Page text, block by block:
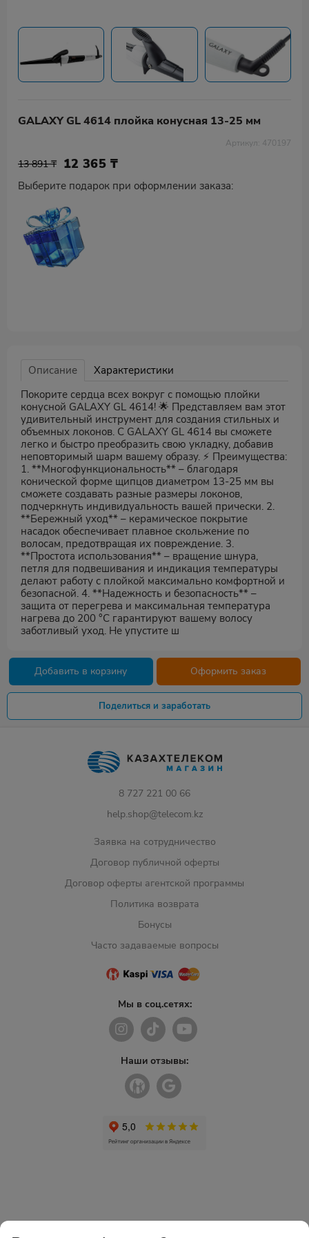
GALAXY GL 4614 плойка конусная 13-25 мм
Артикул: 470197
13 891 ₸ 12 365 ₸
Выберите подарок при оформлении заказа:
Описание
Характеристики
Покорите сердца всех вокруг с помощью плойки
конусной GALAXY GL 4614! 🌟 Представляем вам этот
удивительный инструмент для создания стильных и
объемных локонов. С GALAXY GL 4614 вы сможете
легко и быстро преобразить свою укладку, добавив
неповторимый шарм вашему образу. ⚡ Преимущества:
1. **Многофункциональность** – благодаря
конической форме щипцов диаметром 13-25 мм вы
сможете создавать разные размеры локонов,
подчеркнуть индивидуальность вашей прически. 2.
**Бережный уход** – керамическое покрытие
насадок обеспечивает плавное скольжение по
волосам, предотвращая их повреждение. 3.
**Простота использования** – вращение шнура,
петля для подвешивания и индикация температуры
делают работу с плойкой максимально комфортной и
безопасной. 4. **Надежность и безопасность** –
защита от перегрева и максимальная температура
нагрева до 200 °C гарантируют вашему волосу
заботливый уход. Не упустите ш
Добавить в корзину Оформить заказ
Поделиться и заработать
8 727 221 00 66
help.shop@telecom.kz
Заявка на сотрудничество
Договор публичной оферты
Договор оферты агентской программы
Политика возврата
Бонусы
Часто задаваемые вопросы
Мы в соц.сетях:
Наши отзывы: